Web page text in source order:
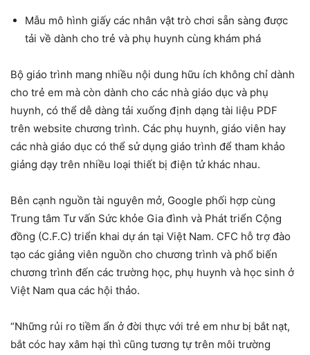
Mẫu mô hình giấy các nhân vật trò chơi sẵn sàng được
tải về dành cho trẻ và phụ huynh cùng khám phá
Bộ giáo trình mang nhiều nội dung hữu ích không chỉ dành
cho trẻ em mà còn dành cho các nhà giáo dục và phụ
huynh, có thể dễ dàng tải xuống định dạng tài liệu PDF
trên website chương trình. Các phụ huynh, giáo viên hay
các nhà giáo dục có thể sử dụng giáo trình để tham khảo
giảng dạy trên nhiều loại thiết bị điện tử khác nhau.
Bên cạnh nguồn tài nguyên mở, Google phối hợp cùng
Trung tâm Tư vấn Sức khỏe Gia đình và Phát triển Cộng
đồng (C.F.C) triển khai dự án tại Việt Nam. CFC hỗ trợ đào
tạo các giảng viên nguồn cho chương trình và phổ biến
chương trình đến các trường học, phụ huynh và học sinh ở
Việt Nam qua các hội thảo.
“Những rủi ro tiềm ẩn ở đời thực với trẻ em như bị bắt nạt,
bắt cóc hay xâm hại thì cũng tương tự trên môi trường